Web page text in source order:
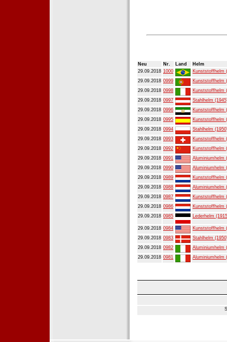
Neu Nr. Land
Helm
29.09.2018 1000
Kunststoffhelm
29.09.2018 0999
Kunststoffhelm
29.09.2018 0998
Kunststoffhelm
29.09.2018 0997
Stahlhelm
29.09.2018 0996
Kunststoffhelm
29.09.2018 0995
Kunststoffhelm
29.09.2018 0994
Stahlhelm
29.09.2018 0993
Kunststoffhelm
29.09.2018 0992
Kunststoffhelm
29.09.2018 0991
Aluminiumhelm
29.09.2018 0990
Aluminiumhelm
29.09.2018 0989
Kunststoffhelm
29.09.2018 0988
Aluminiumhelm
29.09.2018 0987
Kunststoffhelm
29.09.2018 0986
Kunststoffhelm
29.09.2018 0985 Lederhelm
29.09.2018 0984
Kunststoffhelm
29.09.2018 0983
Stahlhelm
29.09.2018 0982
Aluminiumhelm
29.09.2018 0981 Aluminiumhelm